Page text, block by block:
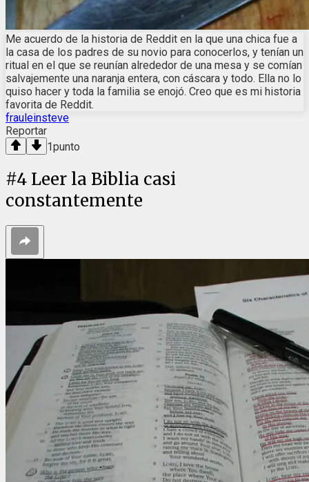
Me acuerdo de la historia de Reddit en la que una chica fue a
la casa de los padres de su novio para conocerlos, y tenían un
ritual en el que se reunían alrededor de una mesa y se comían
salvajemente una naranja entera, con cáscara y todo. Ella no lo
quiso hacer y toda la familia se enojó. Creo que es mi historia
favorita de Reddit.
frauleinsteve
Reportar
1punto
#4 Leer la Biblia casi
constantemente